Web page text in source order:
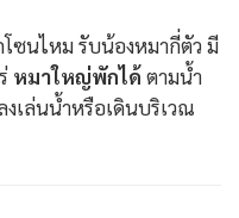
โซนไหม รับน้องหมากี่ตัว มี
หมาใหญ่พักได้ ตามน้ำ
เล่นน้ำหรือเดินบริเวณ